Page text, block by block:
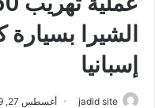
الشيرا
إسبانيا
jadid site أغسطس 27, 2019